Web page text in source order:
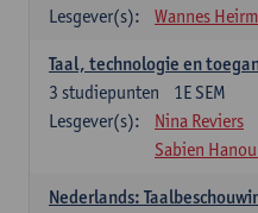
Lesgever(s):
Wannes
Taal, technologie en
1E SEM
3 studiepunten
Lesgever(s):
Nina Reviers
Sabien
Nederlands: